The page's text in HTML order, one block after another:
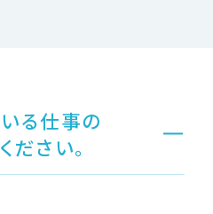
る仕事の
ださい。